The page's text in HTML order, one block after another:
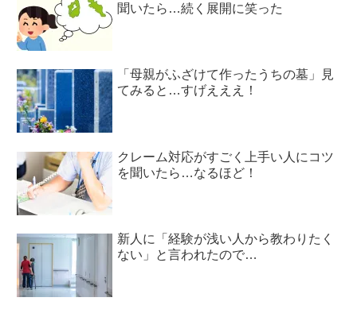
聞いたら…続く展開に笑った
「母親がふざけて作ったうちの墓」見
てみると…すげえええ！
クレーム対応がすごく上手い人にコツ
を聞いたら…なるほど！
新人に「経験が浅い人から教わりたく
ない」と言われたので…